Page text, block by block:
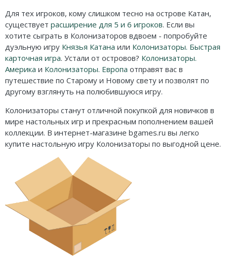
Для тех игроков, кому слишком тесно на острове Катан,
существует расширение для 5 и 6 игроков. Если вы
хотите сыграть в Колонизаторов вдвоем - попробуйте
дуэльную игру Князья Катана или Колонизаторы. Быстрая
карточная игра. Устали от островов? Колонизаторы.
Америка и Колонизаторы. Европа отправят вас в
путешествие по Старому и Новому свету и позволят по
другому взглянуть на полюбившуюся игру.
Колонизаторы станут отличной покупкой для новичков в
мире настольных игр и прекрасным пополнением вашей
коллекции. В интернет-магазине bgames.ru вы легко
купите настольную игру Колонизаторы по выгодной цене.